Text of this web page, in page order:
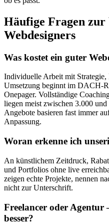
Häufige Fragen zur
Webdesigners
Was kostet ein guter
Individuelle Arbeit mit Strategie,
Umsetzung beginnt im DACH-
Onepager. Vollständige
liegen meist zwischen 3.000
Angebote basieren fast immer
Anpassung.
Woran erkenne ich
An künstlichem Zeitdruck,
und Portfolios ohne live
zeigen echte Projekte, nennen
nicht zur Unterschrift.
Freelancer oder Agentur
besser?